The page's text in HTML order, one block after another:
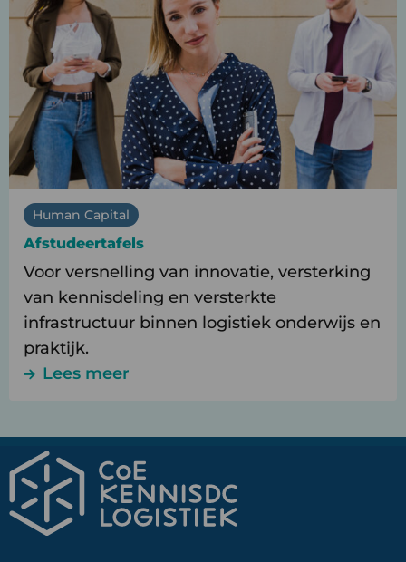
Afstudeertafels
Human Capital
Voor versnelling van innovatie, versterking
van kennisdeling en versterkte
infrastructuur binnen logistiek onderwijs en
praktijk.
Lees meer
Afstudeertafels